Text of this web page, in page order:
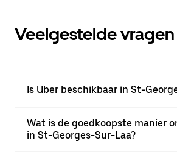
Veelgestelde vragen
Is Uber beschikbaar in St-
Wat is de goedkoopste manier
in St-Georges-Sur-Laa?